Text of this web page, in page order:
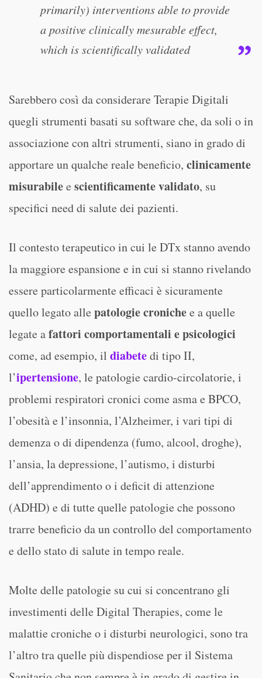
primarily) interventions able to provide
a positive clinically mesurable effect,
which is scientifically validated
Sarebbero così da considerare Terapie Digitali
quegli strumenti basati su software che, da soli o in
associazione con altri strumenti, siano in grado di
apportare un qualche reale beneficio, clinicamente
misurabilee scientificamente validato, su
specifici need di salute dei pazienti.
Il contesto terapeutico in cui le DTx stanno avendo
la maggiore espansione e in cui si stanno rivelando
essere particolarmente efficaci è sicuramente
quello legato alle patologie cronichee a quelle
legate afattori comportamentali e psicologici
come, ad esempio, il diabetedi tipo II,
l’ipertensione, le patologie cardio-circolatorie, i
problemi respiratori cronici come asma e BPCO,
l’obesità e l’insonnia, l’Alzheimer, i vari tipi di
demenza o di dipendenza (fumo, alcool, droghe),
l’ansia, la depressione, l’autismo, i disturbi
dell’apprendimento o i deficit di attenzione
(ADHD) e di tutte quelle patologie che possono
trarre beneficio da un controllo del comportamento
e dello stato di salute in tempo reale.
Molte delle patologie su cui si concentrano gli
investimenti delle Digital Therapies, come le
malattie croniche o i disturbi neurologici, sono tra
l’altro tra quelle più dispendiose per il Sistema